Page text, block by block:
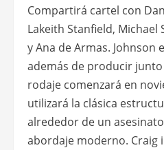
Compartirá cartel con
Lakeith Stanfield, Michael
y Ana de Armas. Johnson
además de producir junto
rodaje comenzará en
utilizará la clásica
alrededor de un
abordaje moderno. Craig